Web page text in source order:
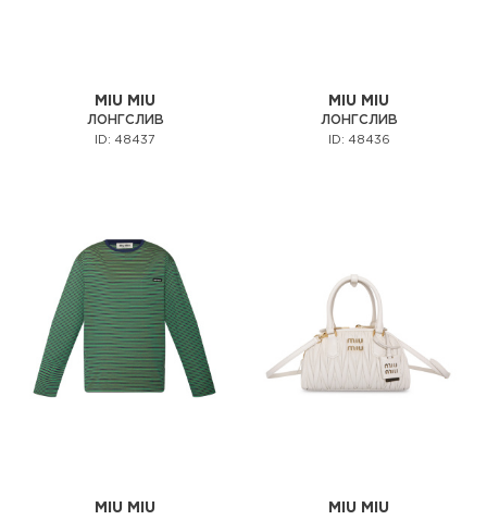
MIU MIU
ЛОНГСЛИВ
ID: 48437
MIU MIU
ЛОНГСЛИВ
ID: 48436
MIU MIU MIU MIU